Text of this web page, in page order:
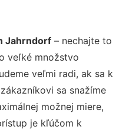
Jahrndorf – nechajte to
veľké množstvo
veľmi radi, ak sa k
sa snažíme
možnej miere,
je kľúčom k